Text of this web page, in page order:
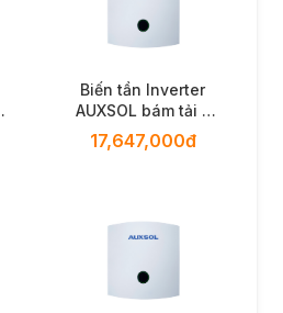
Biến tần Inverter
AUXSOL bám tải -
10KW 1 pha
17,647,000đ